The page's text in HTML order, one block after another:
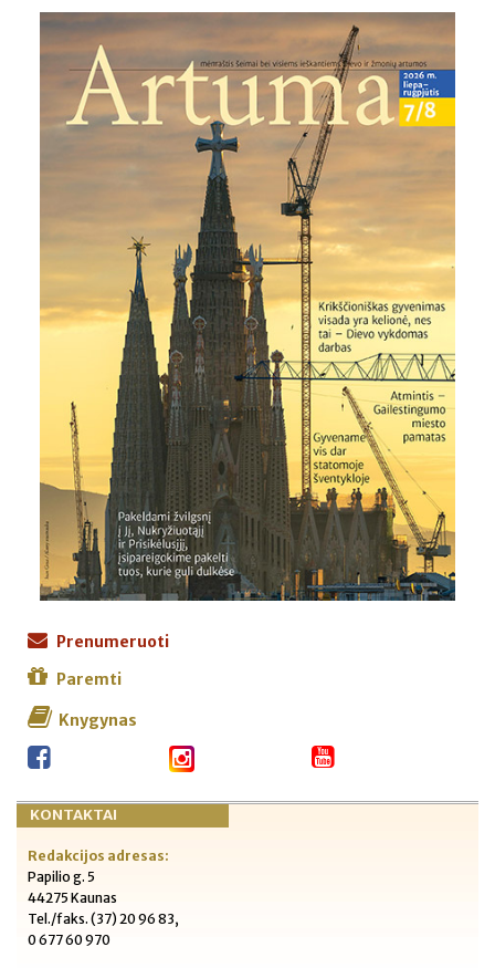
Prenumeruoti
Paremti
Knygynas
KONTAKTAI
Redakcijos adresas:
Papilio g. 5
44275 Kaunas
Tel./faks. (37) 20 96 83,
0 677 60 970